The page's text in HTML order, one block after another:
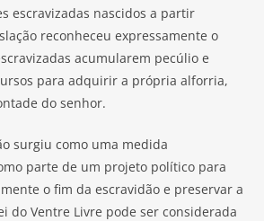
escravizadas nascidos a partir
reconheceu expressamente o
acumularem pecúlio e
para adquirir a própria alforria,
do senhor.
surgiu como uma medida
parte de um projeto político para
o fim da escravidão e preservar a
do Ventre Livre pode ser considerada